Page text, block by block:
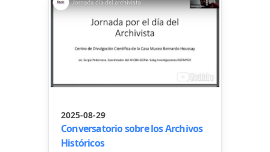
2025-08-29
Conversatorio sobre los Archivos
Históricos